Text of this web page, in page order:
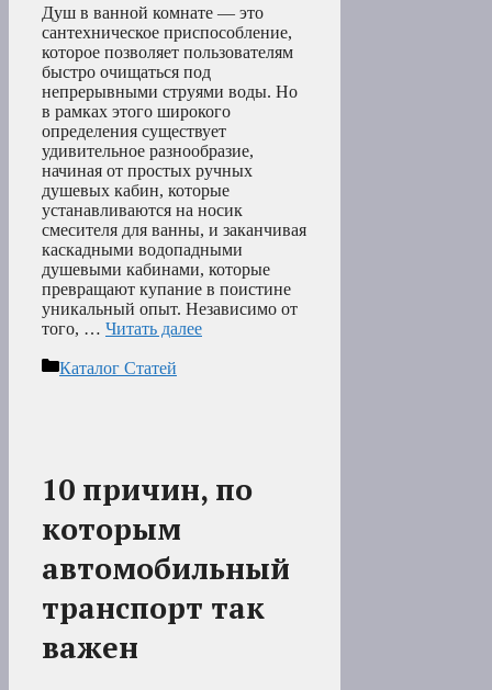
Душ в ванной комнате — это
сантехническое приспособление,
которое позволяет пользователям
быстро очищаться под
непрерывными струями воды. Но
в рамках этого широкого
определения существует
удивительное разнообразие,
начиная от простых ручных
душевых кабин, которые
устанавливаются на носик
смесителя для ванны, и заканчивая
каскадными водопадными
душевыми кабинами, которые
превращают купание в поистине
уникальный опыт. Независимо от
того, … Читать далее
Рубрики
Каталог Статей
10 причин, по
которым
автомобильный
транспорт так
важен